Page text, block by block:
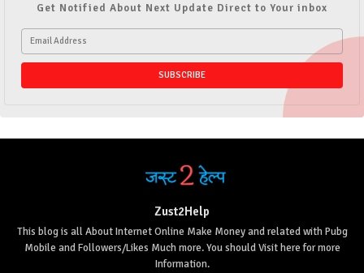
Get Notified About Next Update Direct to Your inbox
Zust2Help
This blog is all About Internet Online Make Money and related with Pubg
Mobile and Followers/Likes Much more. You should Visit here for more
Information.